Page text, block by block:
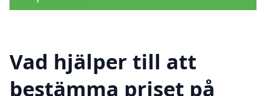
Vad hjälper till att
bestämma priset på